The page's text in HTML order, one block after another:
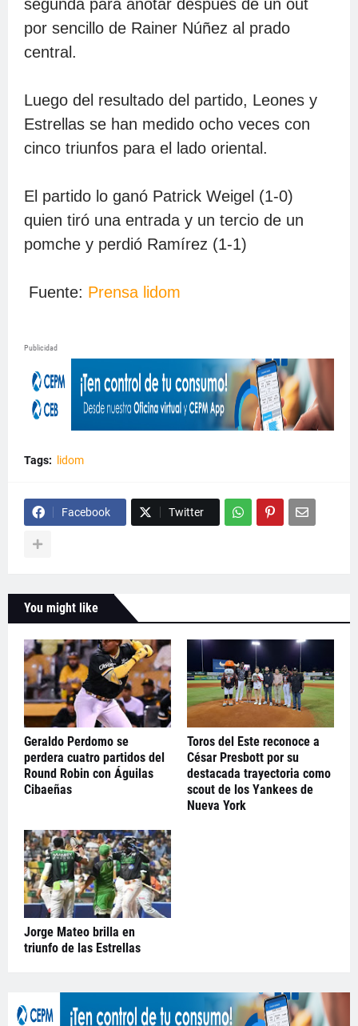
segunda para anotar después de un out
por sencillo de Rainer Núñez al prado
central.
Luego del resultado del partido, Leones y
Estrellas se han medido ocho veces con
cinco triunfos para el lado oriental.
El partido lo ganó Patrick Weigel (1-0)
quien tiró una entrada y un tercio de un
pomche y perdió Ramírez (1-1)
Fuente: Prensa lidom
Publicidad
Tags: lidom
Facebook Twitter
You might like
Geraldo Perdomo se
perdera cuatro partidos del
Round Robin con Águilas
Cibaeñas
Toros del Este reconoce a
César Presbott por su
destacada trayectoria como
scout de los Yankees de
Nueva York
Jorge Mateo brilla en
triunfo de las Estrellas